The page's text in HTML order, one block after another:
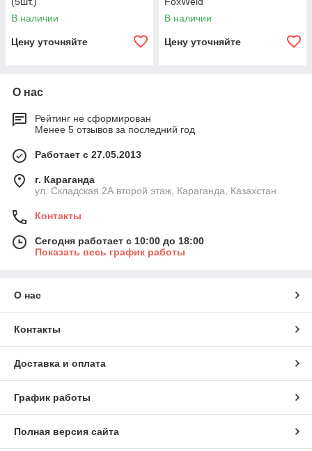
В наличии
Цену уточняйте
В наличии
Цену уточняйте
О нас
Рейтинг не сформирован
Менее 5 отзывов за последний год
Работает с 27.05.2013
г. Караганда
ул. Складская 2А второй этаж, Караганда, Казахстан
Контакты
Сегодня работает с 10:00 до 18:00
Показать весь график работы
О нас
Контакты
Доставка и оплата
График работы
Полная версия сайта